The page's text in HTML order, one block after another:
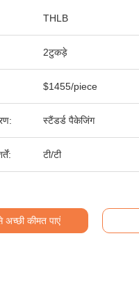
THLB
2टुकड़े
$1455/piece
स्टैंडर्ड पैकेजिंग
टी/टी
अच्छी कीमत पाएं